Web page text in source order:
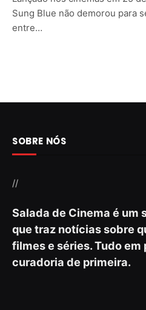
Sung Blue não demorou para
entre…
SOBRE NÓS
//
Salada de Cinema é um
que traz notícias sobre
filmes e séries. Tudo
curadoria de primeira.